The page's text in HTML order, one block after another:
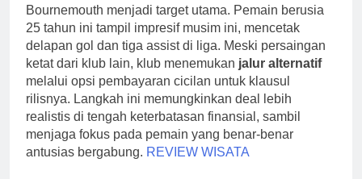
Bournemouth menjadi target utama. Pemain berusia
25 tahun ini tampil impresif musim ini, mencetak
delapan gol dan tiga assist di liga. Meski persaingan
ketat dari klub lain, klub menemukan jalur alternatif
melalui opsi pembayaran cicilan untuk klausul
rilisnya. Langkah ini memungkinkan deal lebih
realistis di tengah keterbatasan finansial, sambil
menjaga fokus pada pemain yang benar-benar
antusias bergabung. REVIEW WISATA